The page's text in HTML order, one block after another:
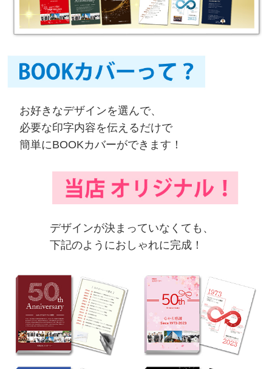
お好きなデザインを選んで、
必要な印字内容を伝えるだけで
簡単にBOOKカバーができます！
デザインが決まっていなくても、
下記のようにおしゃれに完成！